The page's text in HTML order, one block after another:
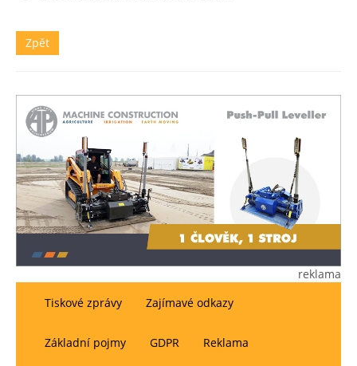
Zpět
reklama
Tiskové zprávy
Zajímavé odkazy
Základní pojmy GDPR Reklama